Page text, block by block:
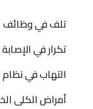
تلف في وظائف
تكرار في
التهاب في
أمراض الكلى